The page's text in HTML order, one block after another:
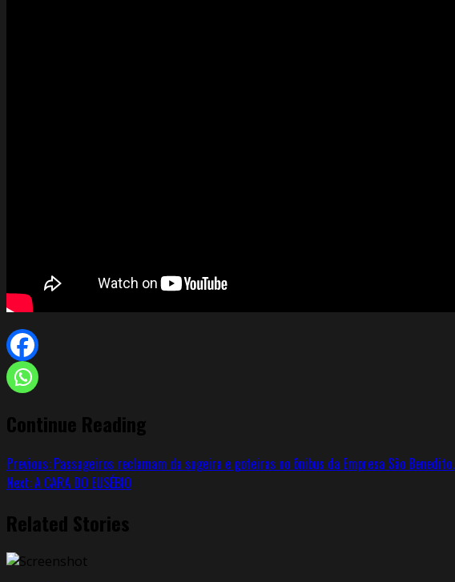
Continue Reading
Previous: Passageiros reclamam da sugeira e goteiras no ônibus da Empresa São Benedito.
Next:A CARA DO EUSÉBIO
Related Stories